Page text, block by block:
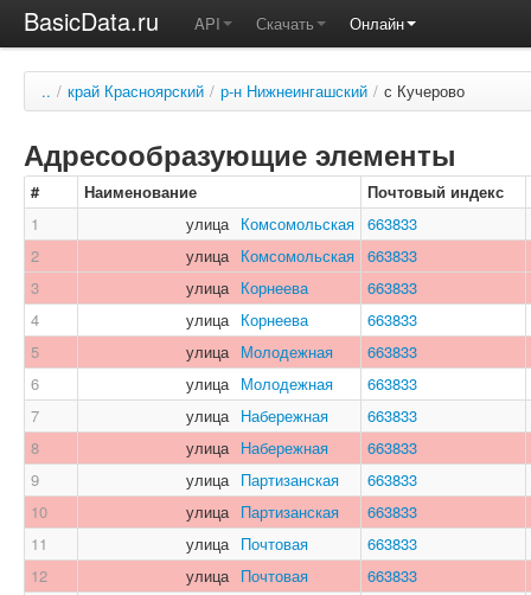
BasicData.ru API Скачать Онлайн
.. / край Красноярский / р-н Нижнеингашский / с Кучерово
Адресообразующие элементы
# Наименование
Почтовый индекс
1
улица Комсомольская 663833
2
улица Комсомольская 663833
3
улица Корнеева
663833
4
улица Корнеева
663833
5
улица Молодежная
663833
6
улица Молодежная
663833
7
улица Набережная
663833
8
улица Набережная
663833
9
улица Партизанская
663833
10
улица Партизанская
663833
11
улица Почтовая
663833
12
улица Почтовая
663833